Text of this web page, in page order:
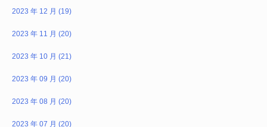
2023 年 12 月 (19)
2023 年 11 月 (20)
2023 年 10 月 (21)
2023 年 09 月 (20)
2023 年 08 月 (20)
2023 年 07 月 (20)